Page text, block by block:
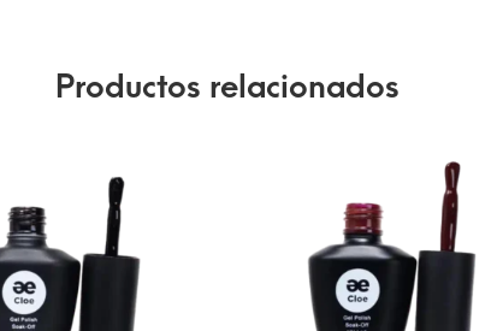
Productos relacionados